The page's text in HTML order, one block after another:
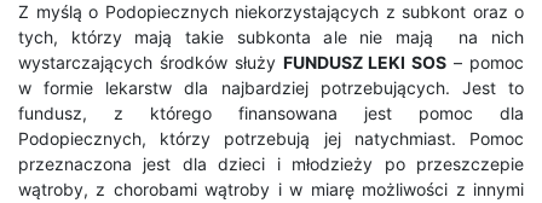
Z myślą o Podopiecznych niekorzystających z subkont oraz o
tych, którzy mają takie subkonta ale nie mają na nich
wystarczających środków służy FUNDUSZ LEKI SOS – pomoc
w formie lekarstw dla najbardziej potrzebujących. Jest to
fundusz, z którego finansowana jest pomoc dla
Podopiecznych, którzy potrzebują jej natychmiast. Pomoc
przeznaczona jest dla dzieci i młodzieży po przeszczepie
wątroby, z chorobami wątroby i w miarę możliwości z innymi